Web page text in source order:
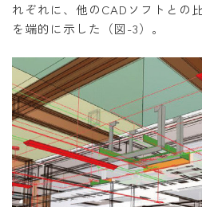
れぞれに、他のCADソフトとの
を端的に示した（図-3）。